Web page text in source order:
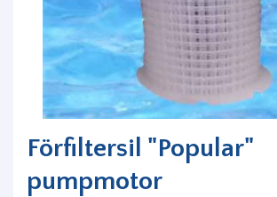
Förfiltersil "Popular"
pumpmotor